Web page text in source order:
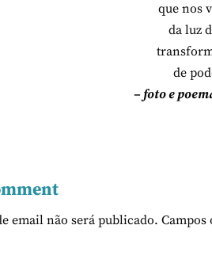
que nos
da luz
de
– foto e
email não será publicado.